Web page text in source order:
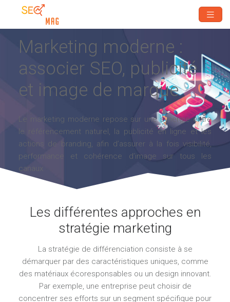
Marketing moderne :
associer SEO, publicité
et image de marque
Le marketing moderne repose sur une synergie entre
le référencement naturel, la publicité en ligne et les
actions de branding, afin d’assurer à la fois visibilité,
performance et cohérence d’image sur tous les
canaux.
Les différentes approches en
stratégie marketing
La stratégie de différenciation consiste à se
démarquer par des caractéristiques uniques, comme
des matériaux écoresponsables ou un design innovant.
Par exemple, une entreprise peut choisir de
concentrer ses efforts sur un segment spécifique pour